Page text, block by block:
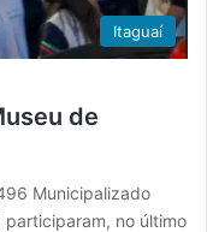
Itaguaí
de
Municipalizado
participaram, no último